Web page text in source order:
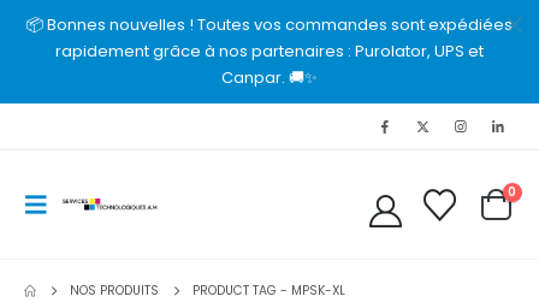
📦 Bonnes nouvelles ! Toutes vos commandes sont expédiées
rapidement grâce à nos partenaires : Purolator, UPS et
Canpar. 🚚✨
0
NOS PRODUITS PRODUCT TAG - MPSK-XL